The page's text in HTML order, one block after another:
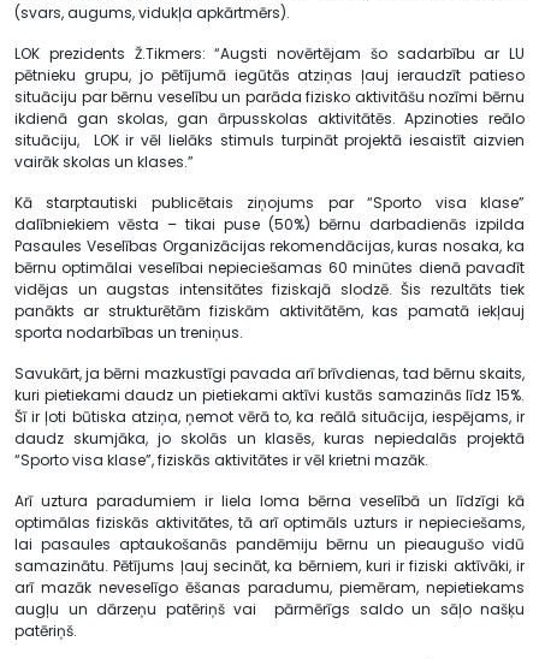
(svars, augums, vidukļa apkārtmērs).
LOK prezidents Ž.Tikmers: “Augsti novērtējam šo sadarbību ar LU
pētnieku grupu, jo pētījumā iegūtās atziņas ļauj ieraudzīt patieso
situāciju par bērnu veselību un parāda fizisko aktivitāšu nozīmi bērnu
ikdienā gan skolas, gan ārpusskolas aktivitātēs. Apzinoties reālo
situāciju, LOK ir vēl lielāks stimuls turpināt projektā iesaistīt aizvien
vairāk skolas un klases.”
Kā starptautiski publicētais ziņojums par “Sporto visa klase”
dalībniekiem vēsta – tikai puse (50%) bērnu darbadienās izpilda
Pasaules Veselības Organizācijas rekomendācijas, kuras nosaka, ka
bērnu optimālai veselībai nepieciešamas 60 minūtes dienā pavadīt
vidējas un augstas intensitātes fiziskajā slodzē. Šis rezultāts tiek
panākts ar strukturētām fiziskām aktivitātēm, kas pamatā iekļauj
sporta nodarbības un treniņus.
Savukārt, ja bērni mazkustīgi pavada arī brīvdienas, tad bērnu skaits,
kuri pietiekami daudz un pietiekami aktīvi kustās samazinās līdz 15%.
Šī ir ļoti būtiska atziņa, ņemot vērā to, ka reālā situācija, iespējams, ir
daudz skumjāka, jo skolās un klasēs, kuras nepiedalās projektā
“Sporto visa klase”, fiziskās aktivitātes ir vēl krietni mazāk.
Arī uztura paradumiem ir liela loma bērna veselībā un līdzīgi kā
optimālas fiziskās aktivitātes, tā arī optimāls uzturs ir nepieciešams,
lai pasaules aptaukošanās pandēmiju bērnu un pieaugušo vidū
samazinātu. Pētījums ļauj secināt, ka bērniem, kuri ir fiziski aktīvāki, ir
arī mazāk neveselīgo ēšanas paradumu, piemēram, nepietiekams
augļu un dārzeņu patēriņš vai pārmērīgs saldo un sāļo našķu
patēriņš.